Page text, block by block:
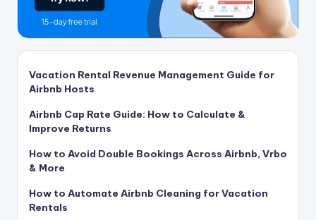
Vacation Rental Revenue Management Guide for
Airbnb Hosts
Airbnb Cap Rate Guide: How to Calculate &
Improve Returns
How to Avoid Double Bookings Across Airbnb, Vrbo
& More
How to Automate Airbnb Cleaning for Vacation
Rentals